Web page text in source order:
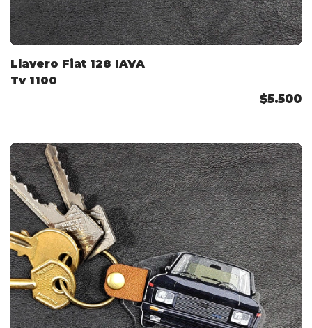
Llavero Fiat 128 IAVA
Tv 1100
$5.500